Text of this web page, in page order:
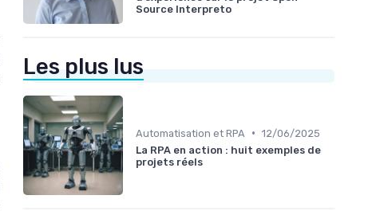
Source Interpreto
Les plus lus
Automatisation et RPA • 12/06/2025
La RPA en action : huit exemples de
projets réels